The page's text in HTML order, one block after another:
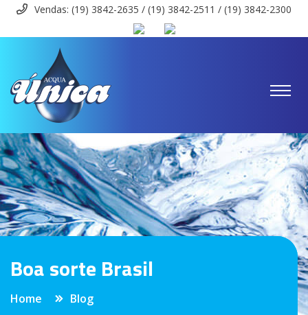
Vendas: (19) 3842-2635 / (19) 3842-2511 / (19) 3842-2300
Boa sorte Brasil
Home Blog